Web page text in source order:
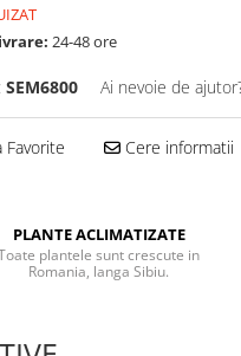
24-48 ore
SEM6800 Ai nevoie de
Favorite Cere informatii
PLANTE ACLIMATIZATE
plantele sunt crescute in
Romania, langa Sibiu.